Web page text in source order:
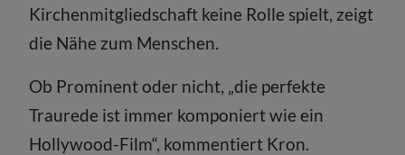
Kirchenmitgliedschaft keine Rolle spielt, zeigt
die Nähe zum Menschen.
Ob Prominent oder nicht, „die perfekte
Traurede ist immer komponiert wie ein
Hollywood-Film“, kommentiert Kron.